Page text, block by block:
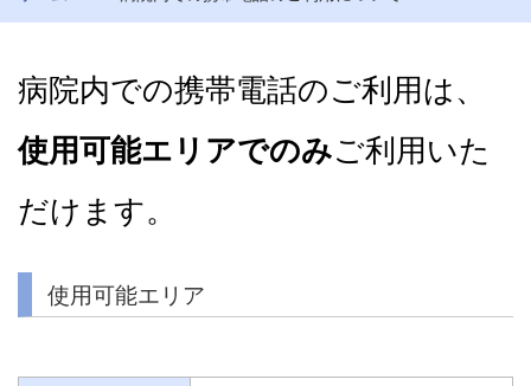
病院内での携帯電話のご利用は、
使用可能エリアでのみご利用いた
だけます。
使用可能エリア